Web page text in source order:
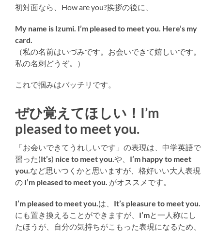
初対面なら、How are you?挨拶の後に、
My name is Izumi. I’m pleased to meet you. Here’s my
card.
（私の名前はいづみです。お会いできて嬉しいです。
私の名刺どうぞ。）
これで掴みはバッチリです。
ぜひ覚えてほしい！I’m
pleased to meet you.
「お会いできてうれしいです」の表現は、中学英語で
習った(It’s) nice to meet you.や、 I’m happy to meet
you.など思いつくかと思いますが、格好いい大人表現
の I’m pleased to meet you. がオススメです。
I’m pleased to meet you.は、 It’s pleasure to meet you.
にも置き換えることができますが、 I’mと一人称にし
たほうが、自分の気持ちがこもった表現になるため、